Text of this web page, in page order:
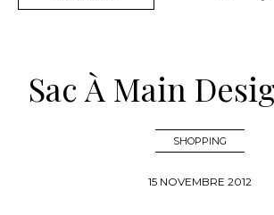
Sac À Main
SHOPPING
15 NOVEMBRE 2012